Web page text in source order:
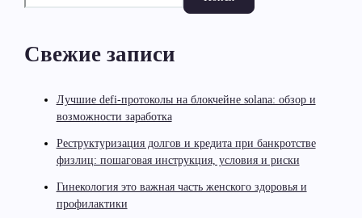
Свежие записи
Лучшие defi-протоколы на блокчейне solana: обзор и
возможности заработка
Реструктуризация долгов и кредита при банкротстве
физлиц: пошаговая инструкция, условия и риски
Гинекология это важная часть женского здоровья и
профилактики